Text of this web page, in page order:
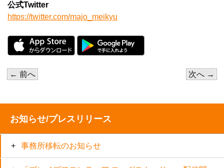
公式Twitter
https://twitter.com/majo_meikyu
← 前へ 次へ →
お知らせ/プレスリリース
事務所移転のお知らせ